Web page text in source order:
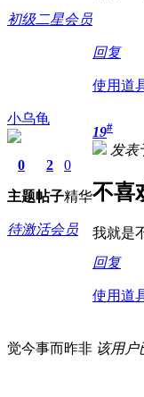
初级二星会员
回复
使用道
小乌龟
0
主题
2
帖子
0
精华
待激活会员
19#
发表
不喜
我就是
回复
使用道
觉今事而昨非 该用户